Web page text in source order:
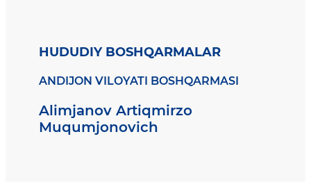
HUDUDIY BOSHQARMALAR
ANDIJON VILOYATI BOSHQARMASI
Alimjanov Artiqmirzo
Muqumjonovich